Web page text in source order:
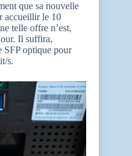
que sa nouvelle
accueillir le 10
telle offre n’est,
Il suffira,
SFP optique pour
s.